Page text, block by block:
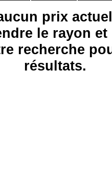
prix
le rayon
recherche
résultats.